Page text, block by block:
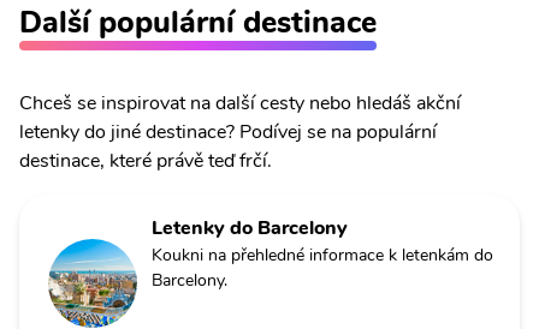
Další populární destinace
Chceš se inspirovat na další cesty nebo hledáš akční
letenky do jiné destinace? Podívej se na populární
destinace, které právě teď frčí.
Letenky do Barcelony
Koukni na přehledné informace k letenkám do
Barcelony.